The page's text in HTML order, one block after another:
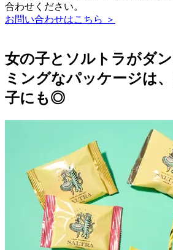
合わせください。
お問い合わせはこちら ＞
女の子とソルトラがダ
ミングなパッケージは
子にも◎